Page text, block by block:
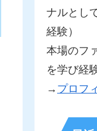
ナルとし
経験）
本場のフ
を学び経
→ プロフ